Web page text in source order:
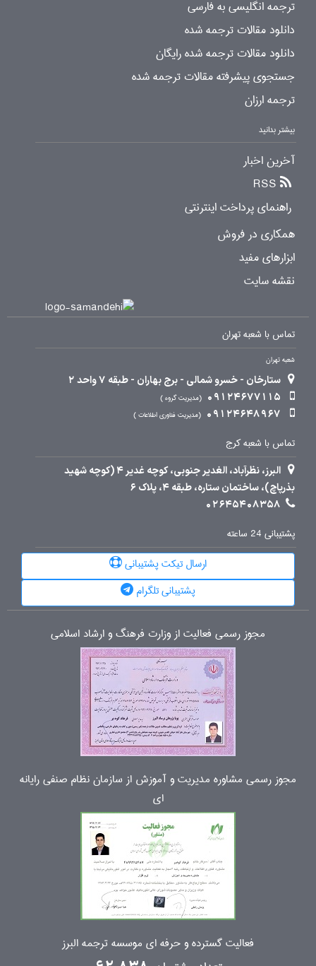
ترجمه انگلیسی به فارسی
دانلود مقالات ترجمه شده
دانلود مقالات ترجمه شده رایگان
جستجوی پیشرفته مقالات ترجمه شده
ترجمه ارزان
بیشتر بدانید
آخرین اخبار
RSS
راهنمای پرداخت اینترنتی
همکاری در فروش
ابزارهای مفید
نقشه سایت
تماس با شعبه تهران
شعبه تهران
ستارخان - خسرو شمالی - برج بهاران - طبقه 7 واحد 2
09124677115
مدیریت گروه
09124648967 مدیریت فناوری اطلاعات
تماس با شعبه کرج
البرز، نظرآباد، الغدیر جنوبی، کوچه غدیر 4 (کوچه شهید
بذرپاچ)، ساختمان ستاره، طبقه 4، پلاک 6
02645408358
پشتیبانی 24 ساعته
ارسال تیکت پشتیبانی
پشتیبانی تلگرام
مجوز رسمی فعالیت از وزارت فرهنگ و ارشاد اسلامی
مجوز رسمی مشاوره مدیریت و آموزش از سازمان نظام صنفی رایانه
ای
فعالیت گسترده و حرفه ای موسسه ترجمه البرز